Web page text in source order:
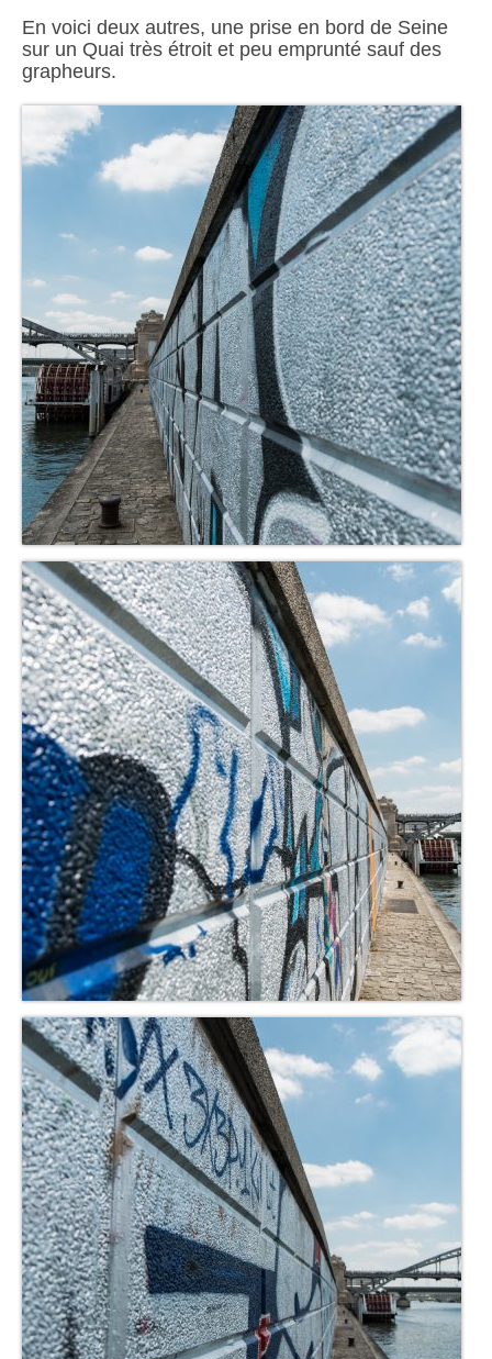
En voici deux autres, une prise en bord de Seine
sur un Quai très étroit et peu emprunté sauf des
grapheurs.